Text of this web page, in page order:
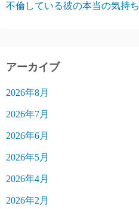
不倫している彼の本当の気持ち
アーカイブ
2026年8月
2026年7月
2026年6月
2026年5月
2026年4月
2026年2月